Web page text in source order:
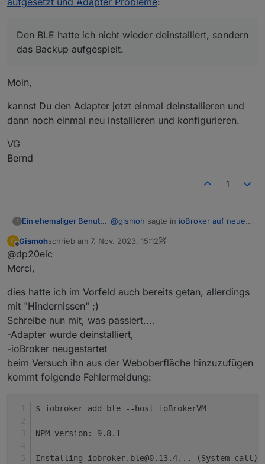
Den BLE hatte ich nicht wieder deinstalliert, sondern
das Backup aufgespielt.
Moin,
kannst Du den Adapter jetzt einmal deinstallieren und
dann noch einmal neu installieren und konfigurieren.
VG
Bernd
1
? Ein ehemaliger Benutzer @gismoh sagte in ioBroker auf neuer
Probleme:
kannst Du den Adapter jetzt einmal
neu installieren und konfigurieren.
VG
Bernd
G
Offline
Gismohschrieb am 7. Nov. 2023, 15:12
zuletzt editiert von Gismoh11. Juli 2023, 16:30
@dp20eic
Merci,
dies hatte ich im Vorfeld auch bereits getan, allerdings
mit "Hindernissen" ;)
Schreibe nun mit, was passiert....
-Adapter wurde deinstalliert,
-ioBroker neugestartet
beim Versuch ihn aus der Weboberfläche hinzuzufügen
kommt folgende Fehlermeldung:
$ iobroker add ble --host ioBrokerVM
NPM version: 9.8.1
Installing iobroker.ble@0.13.4... (System call)